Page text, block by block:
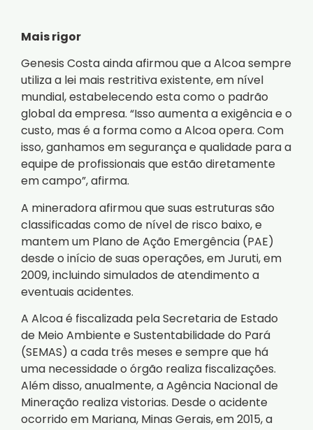
Mais rigor
Genesis Costa ainda afirmou que a Alcoa sempre
utiliza a lei mais restritiva existente, em nível
mundial, estabelecendo esta como o padrão
global da empresa. “Isso aumenta a exigência e o
custo, mas é a forma como a Alcoa opera. Com
isso, ganhamos em segurança e qualidade para a
equipe de profissionais que estão diretamente
em campo”, afirma.
A mineradora afirmou que suas estruturas são
classificadas como de nível de risco baixo, e
mantem um Plano de Ação Emergência (PAE)
desde o início de suas operações, em Juruti, em
2009, incluindo simulados de atendimento a
eventuais acidentes.
A Alcoa é fiscalizada pela Secretaria de Estado
de Meio Ambiente e Sustentabilidade do Pará
(SEMAS) a cada três meses e sempre que há
uma necessidade o órgão realiza fiscalizações.
Além disso, anualmente, a Agência Nacional de
Mineração realiza vistorias. Desde o acidente
ocorrido em Mariana, Minas Gerais, em 2015, a